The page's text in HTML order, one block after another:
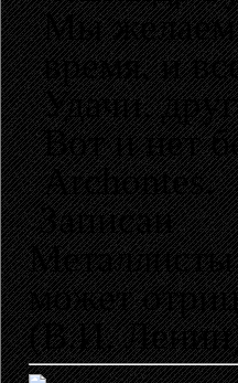
Мы желаем
время, и
Удачи,
Вот и нет
Archontes.
Записан
Металлисты
может
(В.И.